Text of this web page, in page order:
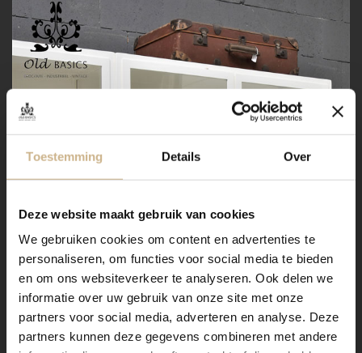
Toestemming Details Over
Deze website maakt gebruik van cookies
We gebruiken cookies om content en advertenties te
personaliseren, om functies voor social media te bieden
en om ons websiteverkeer te analyseren. Ook delen we
informatie over uw gebruik van onze site met onze
partners voor social media, adverteren en analyse. Deze
partners kunnen deze gegevens combineren met andere